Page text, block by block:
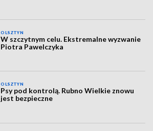
OLSZTYN
W szczytnym celu. Ekstremalne wyzwanie
Piotra Pawelczyka
OLSZTYN
Psy pod kontrolą. Rubno Wielkie znowu
jest bezpieczne